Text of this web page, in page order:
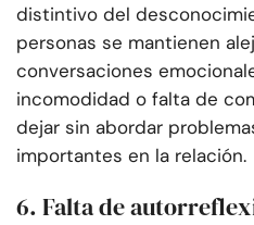
distintivo del
personas se mantienen
conversaciones
incomodidad o falta de
dejar sin abordar
importantes en la relación.
6. Falta de